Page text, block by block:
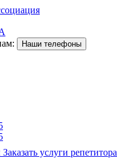
Наши телефоны
Заказать услуги репетитора